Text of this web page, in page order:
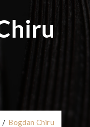
Bogdan Chiru